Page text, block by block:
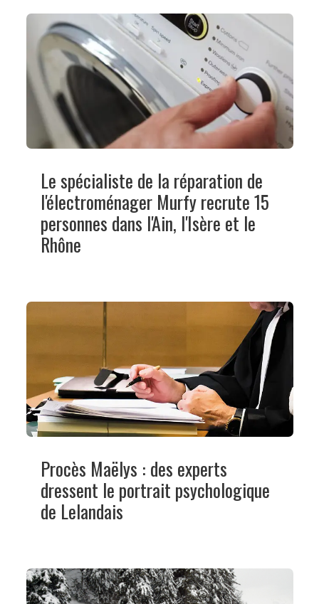
Le spécialiste de la réparation de
l'électroménager Murfy recrute 15
personnes dans l'Ain, l'Isère et le
Rhône
Procès Maëlys : des experts
dressent le portrait psychologique
de Lelandais